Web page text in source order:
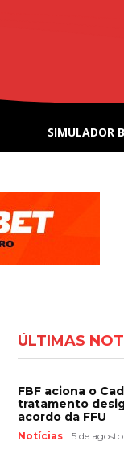
SIMULADOR
ÚLTIMAS
FBF aciona o
tratamento
acordo da FFU
Notícias 5 de